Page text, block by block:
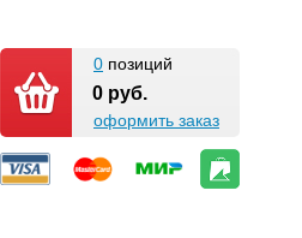
0 позиций
0 руб.
оформить заказ